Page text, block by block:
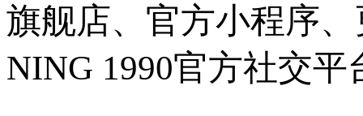
旗舰店、官方小程序
NING 1990官方社交平